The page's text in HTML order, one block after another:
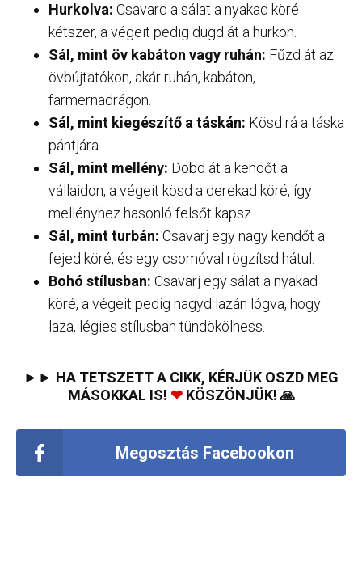
Hurkolva: Csavard a sálat a nyakad köré
kétszer, a végeit pedig dugd át a hurkon.
Sál, mint öv kabáton vagy ruhán: Fűzd át az
övbújtatókon, akár ruhán, kabáton,
farmernadrágon.
Sál, mint kiegészítő a táskán: Kösd rá a táska
pántjára.
Sál, mint mellény: Dobd át a kendőt a
vállaidon, a végeit kösd a derekad köré, így
mellényhez hasonló felsőt kapsz.
Sál, mint turbán: Csavarj egy nagy kendőt a
fejed köré, és egy csomóval rögzítsd hátul.
Bohó stílusban: Csavarj egy sálat a nyakad
köré, a végeit pedig hagyd lazán lógva, hogy
laza, légies stílusban tündökölhess.
►► HA TETSZETT A CIKK, KÉRJÜK OSZD MEG
MÁSOKKAL IS! ❤KÖSZÖNJÜK! 🙏
Megosztás Facebookon